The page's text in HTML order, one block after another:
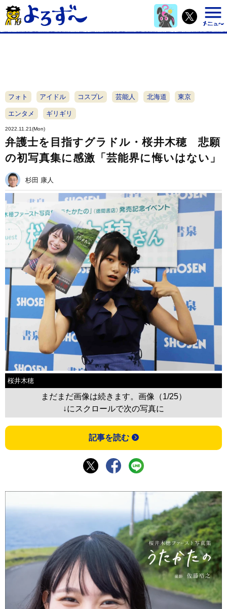
フォト アイドル コスプレ 芸能人 北海道 東京
エンタメ ギリギリ
2022.11.21(Mon)
弁護士を目指すグラドル・桜井木穂 悲願
の初写真集に感激「芸能界に悔いはない」
杉田 康人
桜井木穂
まだまだ画像は続きます。画像（1/25）
↓にスクロールで次の写真に
記事を読む